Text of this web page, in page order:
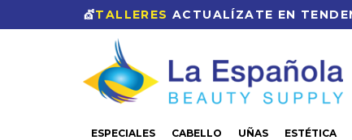
💇TALLERES ACTUALÍZATE EN
ESPECIALES CABELLO UÑAS ESTÉTICA